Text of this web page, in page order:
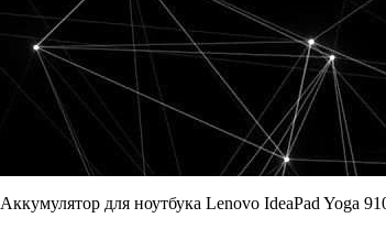
Аккумулятор для ноутбука Lenovo IdeaPad Yoga